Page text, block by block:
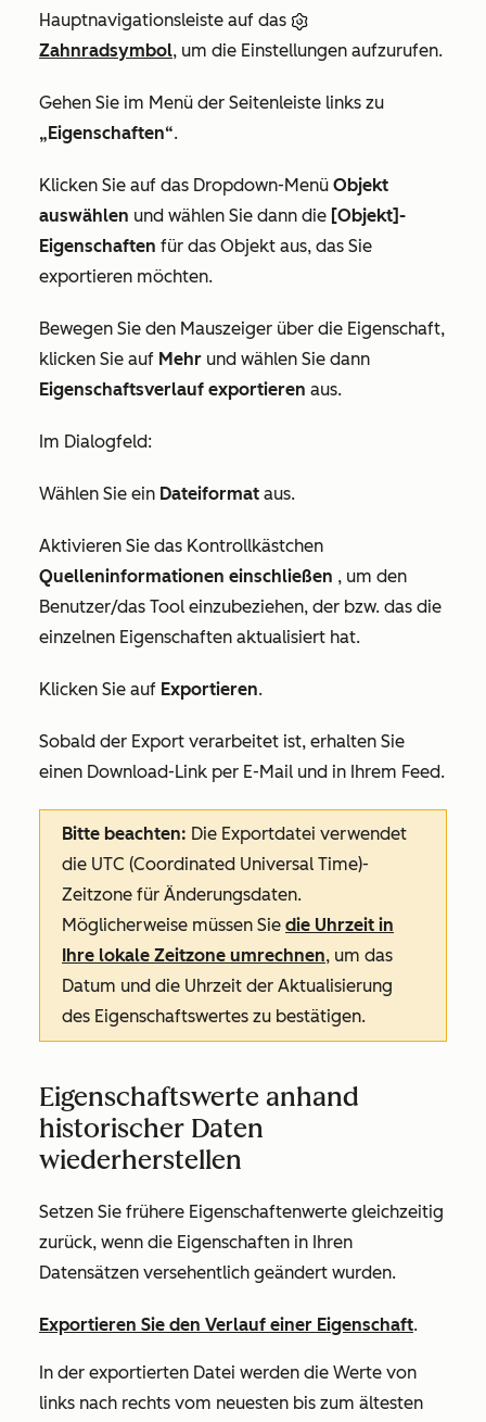
Hauptnavigationsleiste auf das
Zahnradsymbol, um die Einstellungen aufzurufen.
Gehen Sie im Menü der Seitenleiste links zu
„Eigenschaften“.
Klicken Sie auf das Dropdown-Menü Objekt
auswählen und wählen Sie dann die [Objekt]-
Eigenschaften für das Objekt aus, das Sie
exportieren möchten.
Bewegen Sie den Mauszeiger über die Eigenschaft,
klicken Sie auf Mehr und wählen Sie dann
Eigenschaftsverlauf exportieren aus.
Im Dialogfeld:
Wählen Sie ein Dateiformat aus.
Aktivieren Sie das Kontrollkästchen
Quelleninformationen einschließen , um den
Benutzer/das Tool einzubeziehen, der bzw. das die
einzelnen Eigenschaften aktualisiert hat.
Klicken Sie auf Exportieren.
Sobald der Export verarbeitet ist, erhalten Sie
einen Download-Link per E-Mail und in Ihrem Feed.
Bitte beachten: Die Exportdatei verwendet
die UTC (Coordinated Universal Time)-
Zeitzone für Änderungsdaten.
Möglicherweise müssen Sie die Uhrzeit in
Ihre lokale Zeitzone umrechnen, um das
Datum und die Uhrzeit der Aktualisierung
des Eigenschaftswertes zu bestätigen.
Eigenschaftswerte anhand
historischer Daten
wiederherstellen
Setzen Sie frühere Eigenschaftenwerte gleichzeitig
zurück, wenn die Eigenschaften in Ihren
Datensätzen versehentlich geändert wurden.
Exportieren Sie den Verlauf einer Eigenschaft.
In der exportierten Datei werden die Werte von
links nach rechts vom neuesten bis zum ältesten